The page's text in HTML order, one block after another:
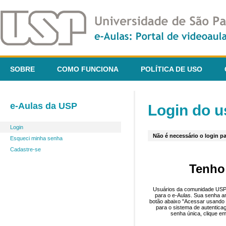
SOBRE COMO FUNCIONA POLÍTICA DE USO
e-Aulas da USP
Login
Esqueci minha senha
Cadastre-se
Login do
Não é necessário o login
Usuários da comunidade
para o e-Aulas. Sua senha
botão abaixo "Acessar
para o sistema de
senha única, clique